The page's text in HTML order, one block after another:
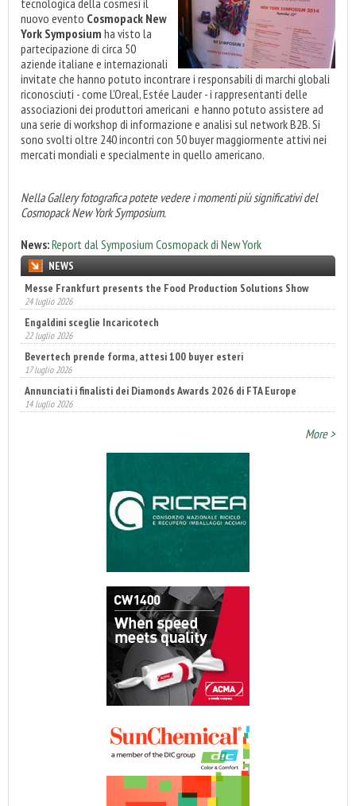
nuovo evento Cosmopack New
York Symposium ha visto la
partecipazione di circa 50
aziende italiane e internazionali
invitate che hanno potuto incontrare i responsabili di marchi globali
riconosciuti - come L'Oreal, Estée Lauder - i rappresentanti delle
associazioni dei produttori americani e hanno potuto assistere ad
una serie di workshop di informazione e analisi sul network B2B. Si
sono svolti oltre 240 incontri con 50 buyer maggiormente attivi nei
mercati mondiali e specialmente in quello americano.
Nella Gallery fotografica potete vedere i momenti più significativi del
Cosmopack New York Symposium.
News:Report dal Symposium Cosmopack di New York
NEWS
Messe Frankfurt presents the Food Production Solutions Show
24 luglio 2026
Engaldini sceglie Incaricotech
22 luglio 2026
Bevertech prende forma, attesi 100 buyer esteri
17 luglio 2026
Annunciati i finalisti dei Diamonds Awards 2026 di FTA Europe
14 luglio 2026
Fatturato record per l'industria cosmetica in Italia
More >